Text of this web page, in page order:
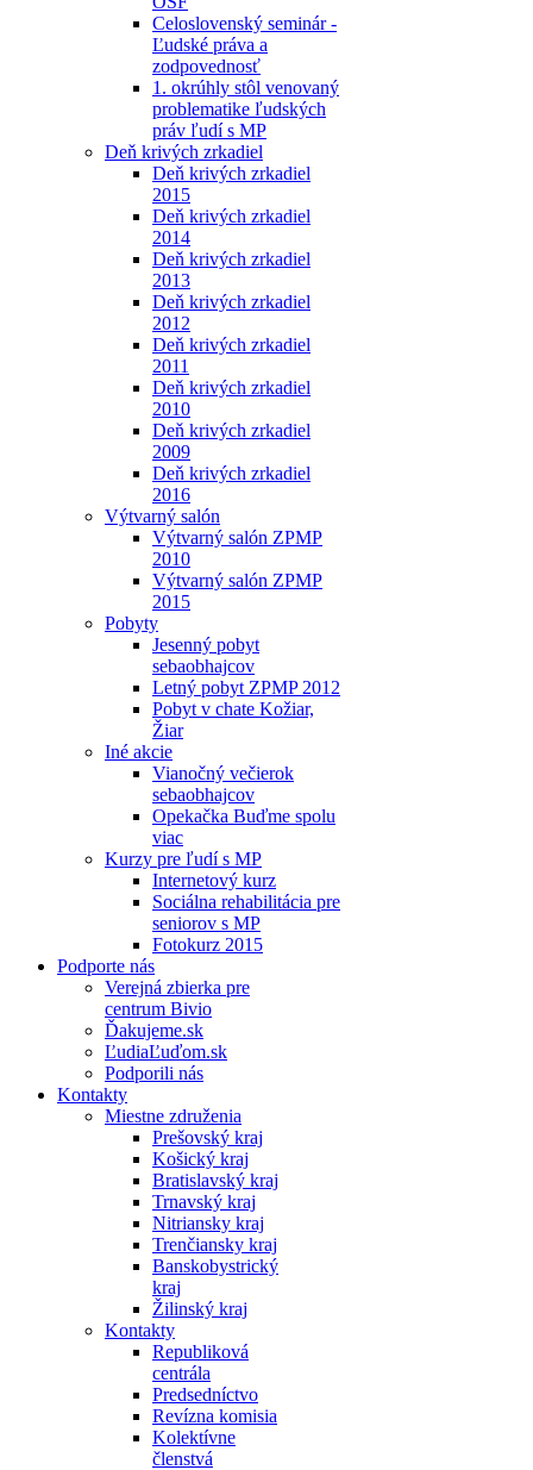
Celoslovenský seminár -
Ľudské práva a
zodpovednosť
1. okrúhly stôl venovaný
problematike ľudských
práv ľudí s MP
Deň krivých zrkadiel
Deň krivých zrkadiel
2015
Deň krivých zrkadiel
2014
Deň krivých zrkadiel
2013
Deň krivých zrkadiel
2012
Deň krivých zrkadiel
2011
Deň krivých zrkadiel
2010
Deň krivých zrkadiel
2009
Deň krivých zrkadiel
2016
Výtvarný salón
Výtvarný salón ZPMP
2010
Výtvarný salón ZPMP
2015
Pobyty
Jesenný pobyt
sebaobhajcov
Letný pobyt ZPMP 2012
Pobyt v chate Kožiar,
Žiar
Iné akcie
Vianočný večierok
sebaobhajcov
Opekačka Buďme spolu
viac
Kurzy pre ľudí s MP
Internetový kurz
Sociálna rehabilitácia pre
seniorov s MP
Fotokurz 2015
Podporte nás
Verejná zbierka pre
centrum Bivio
Ďakujeme.sk
ĽudiaĽuďom.sk
Podporili nás
Kontakty
Miestne združenia
Prešovský kraj
Košický kraj
Bratislavský kraj
Trnavský kraj
Nitriansky kraj
Trenčiansky kraj
Banskobystrický
kraj
Žilinský kraj
Kontakty
Republiková
centrála
Predsedníctvo
Revízna komisia
Kolektívne
členstvá